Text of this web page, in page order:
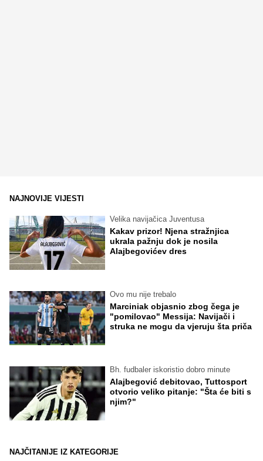
NAJNOVIJE VIJESTI
Velika navijačica Juventusa
Kakav prizor! Njena stražnjica
ukrala pažnju dok je nosila
Alajbegovićev dres
Ovo mu nije trebalo
Marciniak objasnio zbog čega je
"pomilovao" Messija: Navijači i
struka ne mogu da vjeruju šta priča
Bh. fudbaler iskoristio dobro minute
Alajbegović debitovao, Tuttosport
otvorio veliko pitanje: "Šta će biti s
njim?"
NAJČITANIJE IZ KATEGORIJE